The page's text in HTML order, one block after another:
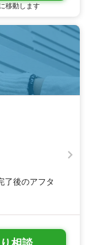
移動します
了後のアフタ